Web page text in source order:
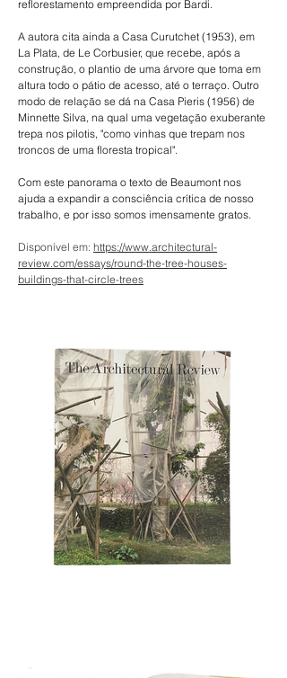
reflorestamento empreendida por Bardi.
A autora cita ainda a Casa Curutchet (1953), em
La Plata, de Le Corbusier, que recebe, após a
construção, o plantio de uma árvore que toma em
altura todo o pátio de acesso, até o terraço. Outro
modo de relação se dá na Casa Pieris (1956) de
Minnette Silva, na qual uma vegetação exuberante
trepa nos pilotis, "como vinhas que trepam nos
troncos de uma floresta tropical".
Com este panorama o texto de Beaumont nos
ajuda a expandir a consciência crítica de nosso
trabalho, e por isso somos imensamente gratos.
Disponível em: https://www.architectural-
review.com/essays/round-the-tree-houses-
buildings-that-circle-trees